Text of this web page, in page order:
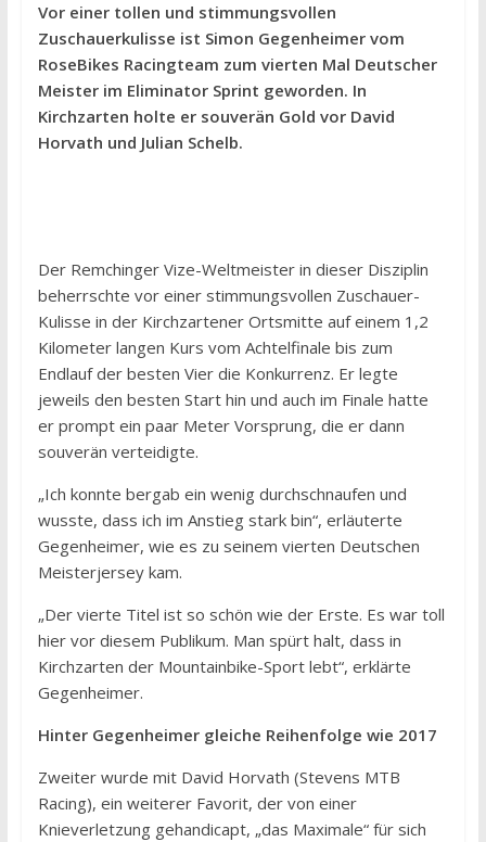
Vor einer tollen und stimmungsvollen
Zuschauerkulisse ist Simon Gegenheimer vom
RoseBikes Racingteam zum vierten Mal Deutscher
Meister im Eliminator Sprint geworden. In
Kirchzarten holte er souverän Gold vor David
Horvath und Julian Schelb.
Der Remchinger Vize-Weltmeister in dieser Disziplin
beherrschte vor einer stimmungsvollen Zuschauer-
Kulisse in der Kirchzartener Ortsmitte auf einem 1,2
Kilometer langen Kurs vom Achtelfinale bis zum
Endlauf der besten Vier die Konkurrenz. Er legte
jeweils den besten Start hin und auch im Finale hatte
er prompt ein paar Meter Vorsprung, die er dann
souverän verteidigte.
„Ich konnte bergab ein wenig durchschnaufen und
wusste, dass ich im Anstieg stark bin“, erläuterte
Gegenheimer, wie es zu seinem vierten Deutschen
Meisterjersey kam.
„Der vierte Titel ist so schön wie der Erste. Es war toll
hier vor diesem Publikum. Man spürt halt, dass in
Kirchzarten der Mountainbike-Sport lebt“, erklärte
Gegenheimer.
Hinter Gegenheimer gleiche Reihenfolge wie 2017
Zweiter wurde mit David Horvath (Stevens MTB
Racing), ein weiterer Favorit, der von einer
Knieverletzung gehandicapt, „das Maximale“ für sich